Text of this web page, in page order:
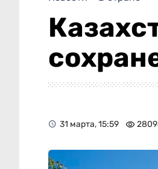
31 марта, 15:59